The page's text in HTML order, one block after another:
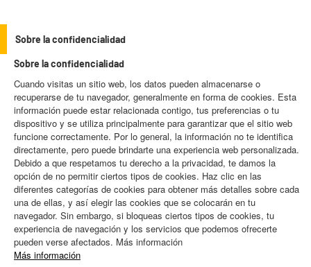
¿Estás pensando en cambiar tu lavadora y no sabes por cuál
decidirte? No te preocupes, un cambio de lavadora no es algo
que hagamos frecuentemente por lo que es normal que
determinados aspectos sean desconocidos para nosotros. Son
varias las dudas que nos pueden surgir a la hora deelegir una
lavadora. Eltipo de lavadora, las revoluciones que debería de
tener, lacapacidad de cargaque necesitarás…
Sobre la confidencialidad
Sobre la confidencialidad
Cuando visitas un sitio web, los datos pueden almacenarse o
recuperarse de tu navegador, generalmente en forma de cookies. Esta
información puede estar relacionada contigo, tus preferencias o tu
dispositivo y se utiliza principalmente para garantizar que el sitio web
funcione correctamente. Por lo general, la información no te identifica
directamente, pero puede brindarte una experiencia web personalizada.
Debido a que respetamos tu derecho a la privacidad, te damos la
opción de no permitir ciertos tipos de cookies. Haz clic en las
diferentes categorías de cookies para obtener más detalles sobre cada
una de ellas, y así elegir las cookies que se colocarán en tu
navegador. Sin embargo, si bloqueas ciertos tipos de cookies, tu
experiencia de navegación y los servicios que podemos ofrecerte
pueden verse afectados. Más información
Más información